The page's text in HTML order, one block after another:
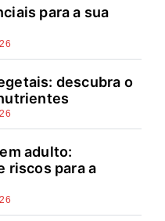
para a sua
descubra o
adulto:
riscos para a